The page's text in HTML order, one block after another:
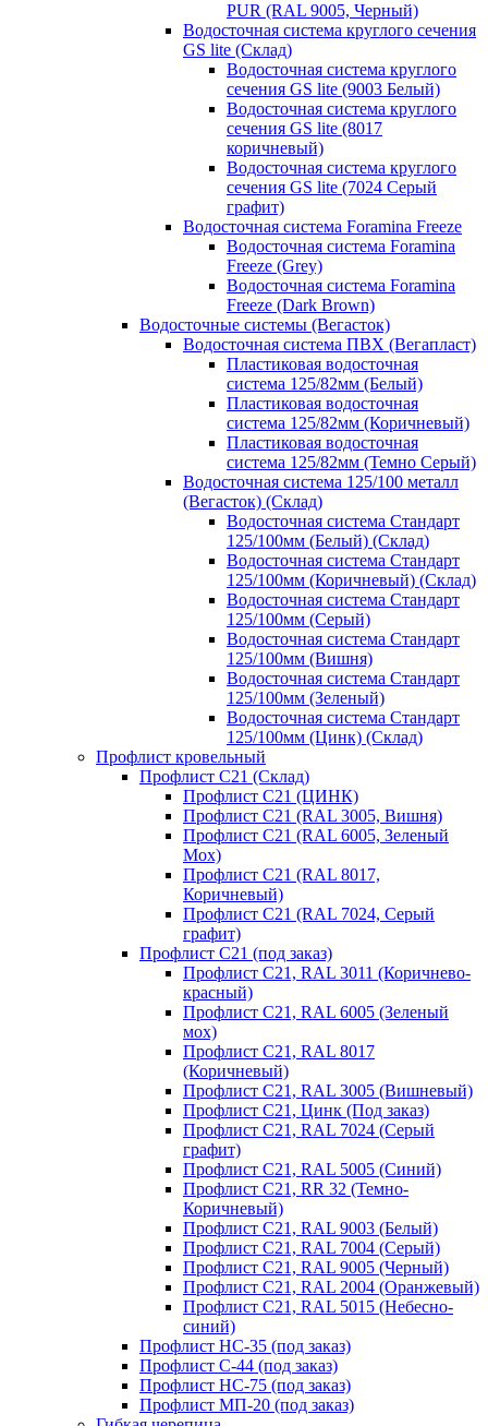
PUR (RAL 9005, Черный)
Водосточная система круглого сечения
GS lite (Склад)
Водосточная система круглого
сечения GS lite (9003 Белый)
Водосточная система круглого
сечения GS lite (8017
коричневый)
Водосточная система круглого
сечения GS lite (7024 Серый
графит)
Водосточная система Foramina Freeze
Водосточная система Foramina
Freeze (Grey)
Водосточная система Foramina
Freeze (Dark Brown)
Водосточные системы (Вегасток)
Водосточная система ПВХ (Вегапласт)
Пластиковая водосточная
система 125/82мм (Белый)
Пластиковая водосточная
система 125/82мм (Коричневый)
Пластиковая водосточная
система 125/82мм (Темно Серый)
Водосточная система 125/100 металл
(Вегасток) (Склад)
Водосточная система Стандарт
125/100мм (Белый) (Склад)
Водосточная система Стандарт
125/100мм (Коричневый) (Склад)
Водосточная система Стандарт
125/100мм (Серый)
Водосточная система Стандарт
125/100мм (Вишня)
Водосточная система Стандарт
125/100мм (Зеленый)
Водосточная система Стандарт
125/100мм (Цинк) (Склад)
Профлист кровельный
Профлист С21 (Склад)
Профлист С21 (ЦИНК)
Профлист С21 (RAL 3005, Вишня)
Профлист С21 (RAL 6005, Зеленый
Мох)
Профлист С21 (RAL 8017,
Коричневый)
Профлист С21 (RAL 7024, Серый
графит)
Профлист С21 (под заказ)
Профлист С21, RAL 3011 (Коричнево-
красный)
Профлист С21, RAL 6005 (Зеленый
мох)
Профлист С21, RAL 8017
(Коричневый)
Профлист С21, RAL 3005 (Вишневый)
Профлист С21, Цинк (Под заказ)
Профлист С21, RAL 7024 (Серый
графит)
Профлист С21, RAL 5005 (Синий)
Профлист С21, RR 32 (Темно-
Коричневый)
Профлист С21, RAL 9003 (Белый)
Профлист С21, RAL 7004 (Серый)
Профлист С21, RAL 9005 (Черный)
Профлист С21, RAL 2004 (Оранжевый)
Профлист С21, RAL 5015 (Небесно-
синий)
Профлист НС-35 (под заказ)
Профлист С-44 (под заказ)
Профлист НС-75 (под заказ)
Профлист МП-20 (под заказ)